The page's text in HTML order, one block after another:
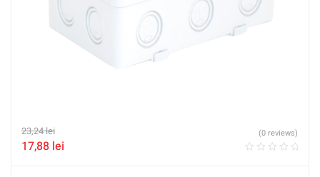
23,24lei
17,88 lei
(0 reviews)